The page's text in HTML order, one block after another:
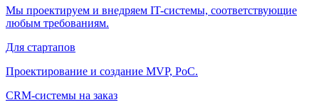
Мы проектируем и внедряем IT-системы, соответствующие
любым требованиям.
Для стартапов
Проектирование и создание MVP, PoC.
CRM-системы на заказ